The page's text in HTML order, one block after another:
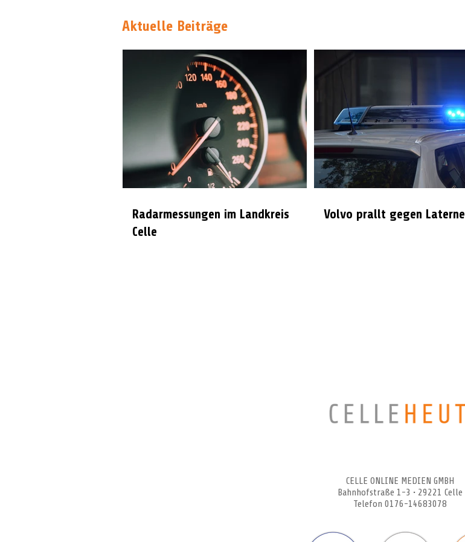
Aktuelle Beiträge
Radarmessungen im Landkreis
Celle
Volvo prallt gegen Laterne
CELLE ONLINE MEDIEN GMBH
Bahnhofstraße 1-3 • 29221 Celle
Telefon 0176-14683078